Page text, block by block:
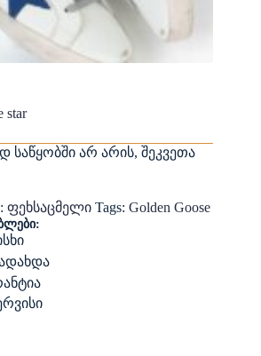
star
საწყობში არ არის, შეკვეთა
ფეხსაცმელი Tags: Golden Goose